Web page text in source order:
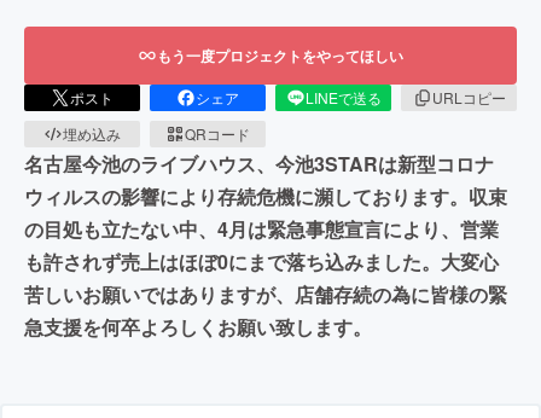
もう一度プロジェクトをやってほしい
ポスト シェア LINEで送る
URLコピー
埋め込み
QRコード
名古屋今池のライブハウス、今池3STARは新型コロナ
ウィルスの影響により存続危機に瀕しております。収束
の目処も立たない中、4月は緊急事態宣言により、営業
も許されず売上はほぼ0にまで落ち込みました。大変心
苦しいお願いではありますが、店舗存続の為に皆様の緊
急支援を何卒よろしくお願い致します。